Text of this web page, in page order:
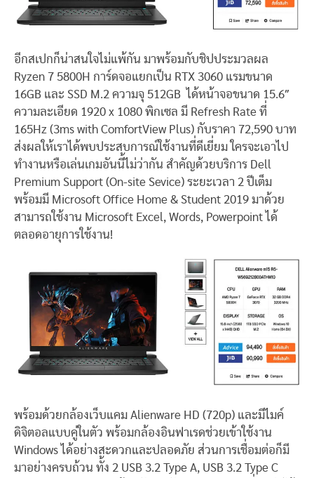
อีกสเปกก็น่าสนใจไม่แพ้กัน มาพร้อมกับชิปประมวลผล
Ryzen 7 5800H การ์ดจอแยกเป็น RTX 3060 แรมขนาด
16GB และ SSD M.2 ความจุ 512GB ได้หน้าจอขนาด 15.6″
ความละเอียด 1920 x 1080 พิกเซล มี Refresh Rate ที่
165Hz (3ms with ComfortView Plus) กับราคา 72,590 บาท
ส่งผลให้เราได้พบประสบการณ์ใช้งานที่ดีเยี่ยม ใครจะเอาไป
ทำงานหรือเล่นเกมอันนี้ไม่ว่ากัน สำคัญด้วยบริการ Dell
Premium Support (On-site Sevice) ระยะเวลา 2 ปีเต็ม
พร้อมมี Microsoft Office Home & Student 2019 มาด้วย
สามารถใช้งาน Microsoft Excel, Words, Powerpoint ได้
ตลอดอายุการใช้งาน!
พร้อมด้วยกล้องเว็บแคม Alienware HD (720p) และมีไมค์
ดิจิตอลแบบคู่ในตัว พร้อมกล้องอินฟาเรดช่วยเข้าใช้งาน
Windows ได้อย่างสะดวกและปลอดภัย ส่วนการเชื่อมต่อก็มี
มาอย่างครบถ้วน ทั้ง 2 USB 3.2 Type A, USB 3.2 Type C